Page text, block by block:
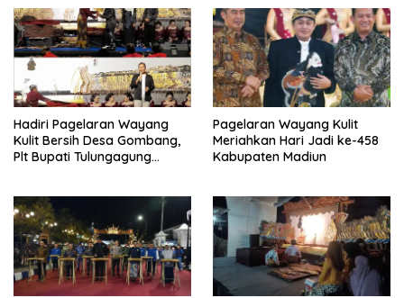
Hadiri Pagelaran Wayang
Kulit Bersih Desa Gombang,
Plt Bupati Tulungagung
Pagelaran Wayang Kulit
Meriahkan Hari Jadi ke-458
Kabupaten Madiun